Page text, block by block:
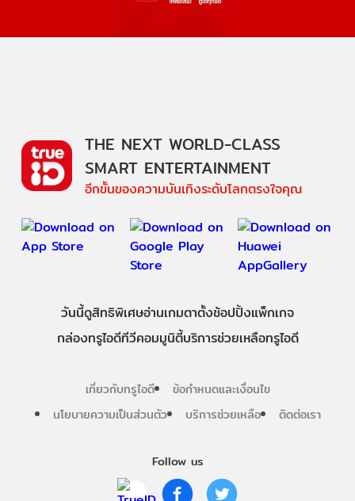
Follow us
THE NEXT WORLD-CLASS
SMART ENTERTAINMENT
อีกขั้นของความบันเทิงระดับโลกตรงใจคุณ
วันนี้ดูสิทธิพิเศษอ่านเกมตาตั้งช้อปปิ้งแพ็กเกจ
กล่องทรูไอดีทีวีคอมมูนิตี้บริการช่วยเหลือทรูไอดี
เกี่ยวกับทรูไอดี
ข้อกำหนดและเงื่อนไข
นโยบายความเป็นส่วนตัว
บริการช่วยเหลือ ติดต่อเรา